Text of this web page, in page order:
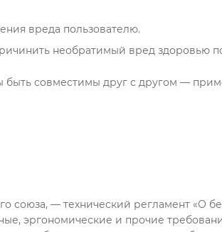
вреда пользователю.
необратимый вред здоровью
совместимы друг с другом —
— технический регламент «О
эргономические и прочие